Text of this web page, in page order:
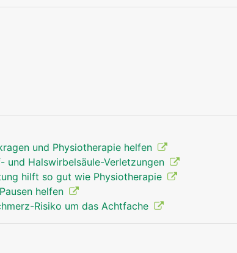
und Physiotherapie helfen
und Halswirbelsäule-Verletzungen
hilft so gut wie Physiotherapie
helfen
Risiko um das Achtfache